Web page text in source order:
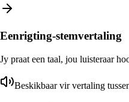
Eenrigting-stemvertaling
Jy praat een taal, jou luisteraar
Beskikbaar vir vertaling